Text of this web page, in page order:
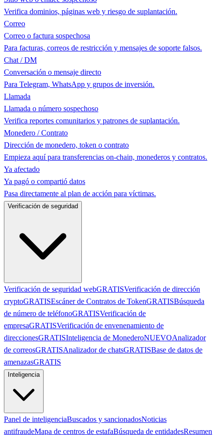
Verifica dominios, páginas web y riesgo de suplantación.
Correo
Correo o factura sospechosa
Para facturas, correos de restricción y mensajes de soporte falsos.
Chat / DM
Conversación o mensaje directo
Para Telegram, WhatsApp y grupos de inversión.
Llamada
Llamada o número sospechoso
Verifica reportes comunitarios y patrones de suplantación.
Monedero / Contrato
Dirección de monedero, token o contrato
Empieza aquí para transferencias on-chain, monederos y contratos.
Ya afectado
Ya pagó o compartió datos
Pasa directamente al plan de acción para víctimas.
Verificación de seguridad
Verificación de seguridad webGRATISVerificación de dirección
cryptoGRATISEscáner de Contratos de TokenGRATISBúsqueda
de número de teléfonoGRATISVerificación de
empresaGRATISVerificación de envenenamiento de
direccionesGRATISInteligencia de MonederoNUEVOAnalizador
de correosGRATISAnalizador de chatsGRATISBase de datos de
amenazasGRATIS
Inteligencia
Panel de inteligenciaBuscados y sancionadosNoticias
antifraudeMapa de centros de estafaBúsqueda de entidadesResumen